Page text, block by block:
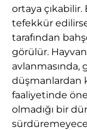
ortaya
tefekkür
tarafından
görülür.
düşmanlardan
faaliyetinde
olmadığı bir